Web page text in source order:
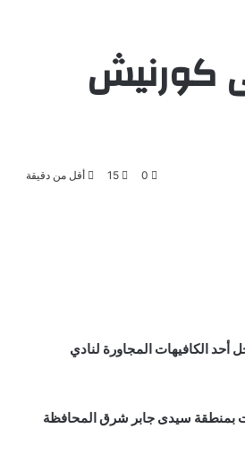
كورنيش
0
15 أقل من دقيقة
أحد الكافيهات المجاورة لنادي
بمنطقة سيدى جابر شرق المحافظة